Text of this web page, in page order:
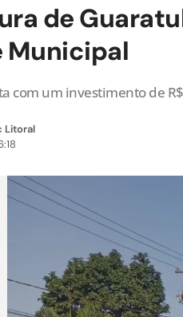
de
Municipal
com um investimento de
Litoral